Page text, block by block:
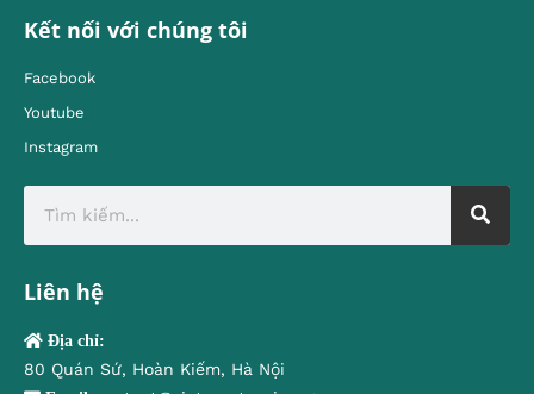
Kết nối với chúng tôi
Facebook
Youtube
Instagram
Liên hệ
Địa chỉ:
80 Quán Sứ, Hoàn Kiếm, Hà Nội